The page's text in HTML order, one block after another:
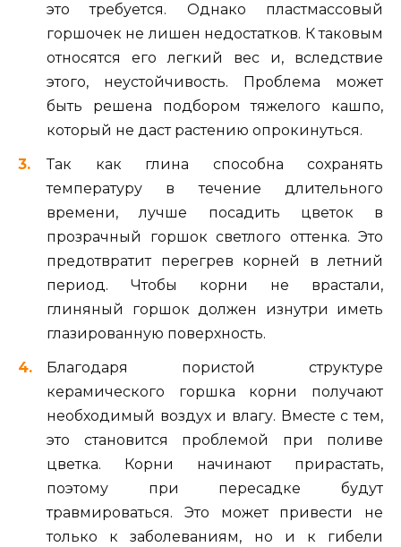
это требуется. Однако пластмассовый
горшочек не лишен недостатков. К таковым
относятся его легкий вес и, вследствие
этого, неустойчивость. Проблема может
быть решена подбором тяжелого кашпо,
который не даст растению опрокинуться.
Так как глина способна сохранять
температуру в течение длительного
времени, лучше посадить цветок в
прозрачный горшок светлого оттенка. Это
предотвратит перегрев корней в летний
период. Чтобы корни не врастали,
глиняный горшок должен изнутри иметь
глазированную поверхность.
Благодаря пористой структуре
керамического горшка корни получают
необходимый воздух и влагу. Вместе с тем,
это становится проблемой при поливе
цветка. Корни начинают прирастать,
поэтому при пересадке будут
травмироваться. Это может привести не
только к заболеваниям, но и к гибели